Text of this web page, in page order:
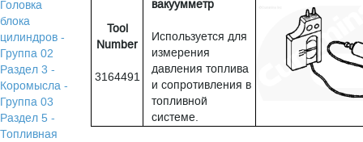
Головка
блока
цилиндров -
Группа 02
Раздел 3 -
Коромысла -
Группа 03
Раздел 5 -
Топливная
Tool
Number
3164491
вакуумметр
Используется для
измерения
давления топлива
и сопротивления в
топливной
системе.